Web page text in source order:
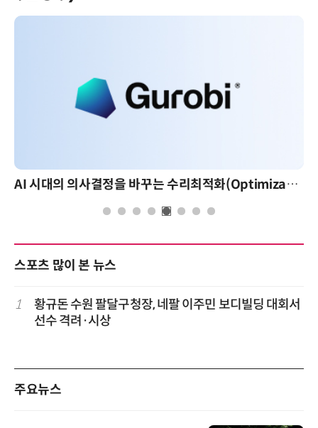
AI 시대의 의사결정을 바꾸는 수리최적화(Optimization): 실제 산업 적용 사례와 활용 전략 AI 핀옵스 실전 세미나: 폭증하는 AI 토큰 비용 관
스포츠 많이 본 뉴스
1
황규돈 수원 팔달구청장, 네팔 이주민 보디빌딩 대회서
선수 격려·시상
주요뉴스